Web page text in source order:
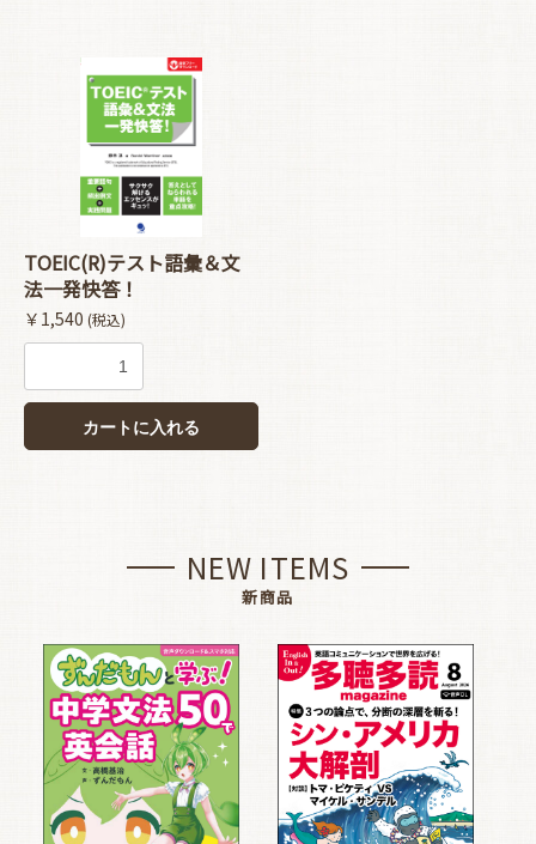
TOEIC(R)テスト語彙＆文
法一発快答！
￥1,540 (税込)
カートに入れる
NEW ITEMS
新商品